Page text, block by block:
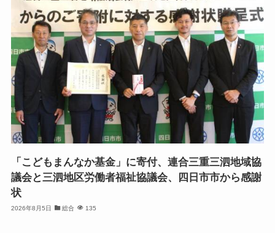
「こどもまんなか基金」に寄付、連合三重三泗地域協
議会と三泗地区労働者福祉協議会、四日市市から感謝
状
2026年8月5日 総合 135